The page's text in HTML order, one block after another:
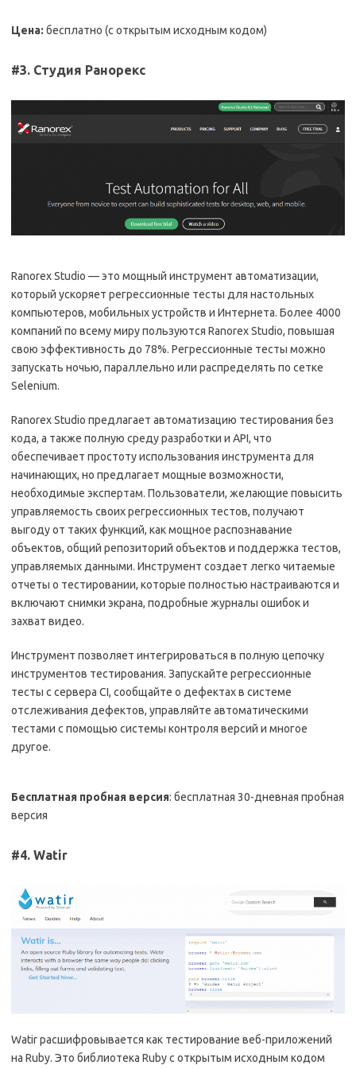
Цена: бесплатно (с открытым исходным кодом)
#3. Студия Ранорекс
Ranorex Studio — это мощный инструмент автоматизации,
который ускоряет регрессионные тесты для настольных
компьютеров, мобильных устройств и Интернета. Более 4000
компаний по всему миру пользуются Ranorex Studio, повышая
свою эффективность до 78%. Регрессионные тесты можно
запускать ночью, параллельно или распределять по сетке
Selenium.
Ranorex Studio предлагает автоматизацию тестирования без
кода, а также полную среду разработки и API, что
обеспечивает простоту использования инструмента для
начинающих, но предлагает мощные возможности,
необходимые экспертам. Пользователи, желающие повысить
управляемость своих регрессионных тестов, получают
выгоду от таких функций, как мощное распознавание
объектов, общий репозиторий объектов и поддержка тестов,
управляемых данными. Инструмент создает легко читаемые
отчеты о тестировании, которые полностью настраиваются и
включают снимки экрана, подробные журналы ошибок и
захват видео.
Инструмент позволяет интегрироваться в полную цепочку
инструментов тестирования. Запускайте регрессионные
тесты с сервера CI, сообщайте о дефектах в системе
отслеживания дефектов, управляйте автоматическими
тестами с помощью системы контроля версий и многое
другое.
Бесплатная пробная версия: бесплатная 30-дневная пробная
версия
#4. Watir
Watir расшифровывается как тестирование веб-приложений
на Ruby. Это библиотека Ruby с открытым исходным кодом